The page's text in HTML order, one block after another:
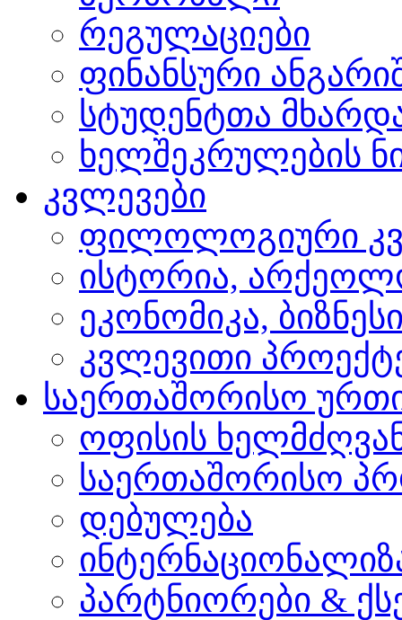
რეგულაციები
ფინანსური
სტუდენტთა
ხელშეკრულების
კვლევები
ფილოლოგიური
ისტორია,
ეკონომიკა,
კვლევითი
საერთაშორისო
ოფისის
საერთაშორისო
დებულება
პარტნიორები &